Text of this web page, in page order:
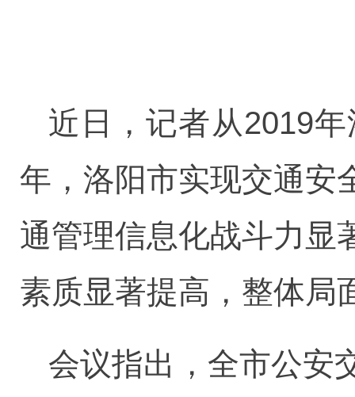
近日，记者从2019
年，洛阳市实现交通安
通管理信息化战斗力显
素质显著提高，整体局
会议指出，全市公安